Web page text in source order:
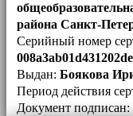
района Санкт-
Серийный номер
Выдан: Боякова
Период действия
Документ подписан: